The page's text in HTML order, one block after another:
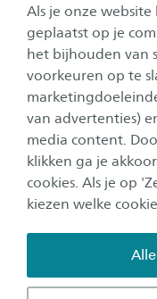
Als je onze
geplaatst op je
het bijhouden van
voorkeuren op te
van advertenties)
media content.
klikken ga je
cookies. Als je op
kiezen welke
tonen
tonen
Een leven lang
energietransitie.
In opdracht voor:
Leven Lang Ontwikkelen
Looptijd
4 jaar
Startdatum
1 maart 2024